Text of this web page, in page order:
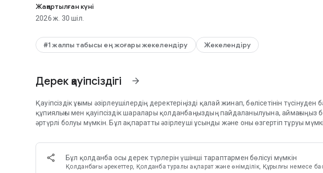
өнер туындылары үшін №1 орын болып табылады. Zedge™ көмегімен кез келген
немесе жасаңыз.
• Тегін тұсқағаз фондарының шексіз таңдауын жүктеп алыңыз
• Толық HD тұсқағаздар мен 4K тұсқағаздарды алыңыз
• Жұмысыңызды керемет сүзгілер мен стикерлермен реттеңіз
орнатыңыз
• Параллакс тұсқағаздарын қолданып көріңіз және экраныңызды тереңірек
қосыңыз
тұсқағаздарды табыңыз
• Қос тұсқағаздарды таңдап, бір рет басу арқылы үйлестірілген құлыптау экраны
орнатыңыз
Жаңартылған күні
2026 ж. 30 шіл.
#1 жалпы табысы ең жоғары жекелендіру Жекелендіру
Дерек қауіпсіздігі arrow_forward
Қауіпсіздік ұғымы әзірлеушілердің деректеріңізді қалай жинап, бөлісетінін
құпиялығы мен қауіпсіздік шаралары қолданбаңыздың пайдаланылуына, аймағыңыз
әртүрлі болуы мүмкін. Бұл ақпаратты әзірлеуші ұсынды және оны өзгертіп тұруы
Бұл қолданба осы дерек түрлерін үшінші тараптармен бөлісуі мүмкін
Қолданбағы әрекеттер, Қолданба туралы ақпарат және өнімділік, Құрылғы немесе